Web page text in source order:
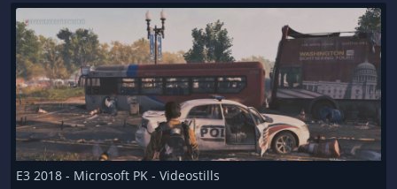
E3 2018 - Microsoft PK - Videostills